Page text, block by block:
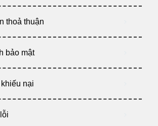
thoả thuận
bảo mật
nại